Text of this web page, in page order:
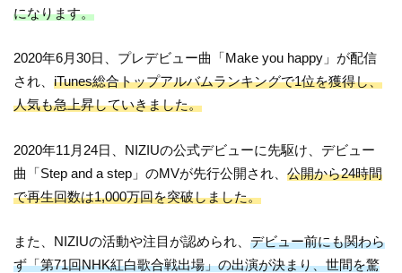
になります。
2020年6月30日、プレデビュー曲
「Make you happy」が配信
され、iTunes総合トップアルバムランキングで1位を獲得し、
人気も急上昇していきました。
2020年11月24日、NIZIUの公式デビューに先駆け、デビュー
曲「Step and a step」のMVが先行公開され、公開から24時間
で再生回数は1,000万回を突破しました。
また、NIZIUの活動や注目が認められ、デビュー前にも関わら
ず「第71回NHK紅白歌合戦出場」の出演が決まり、世間を驚